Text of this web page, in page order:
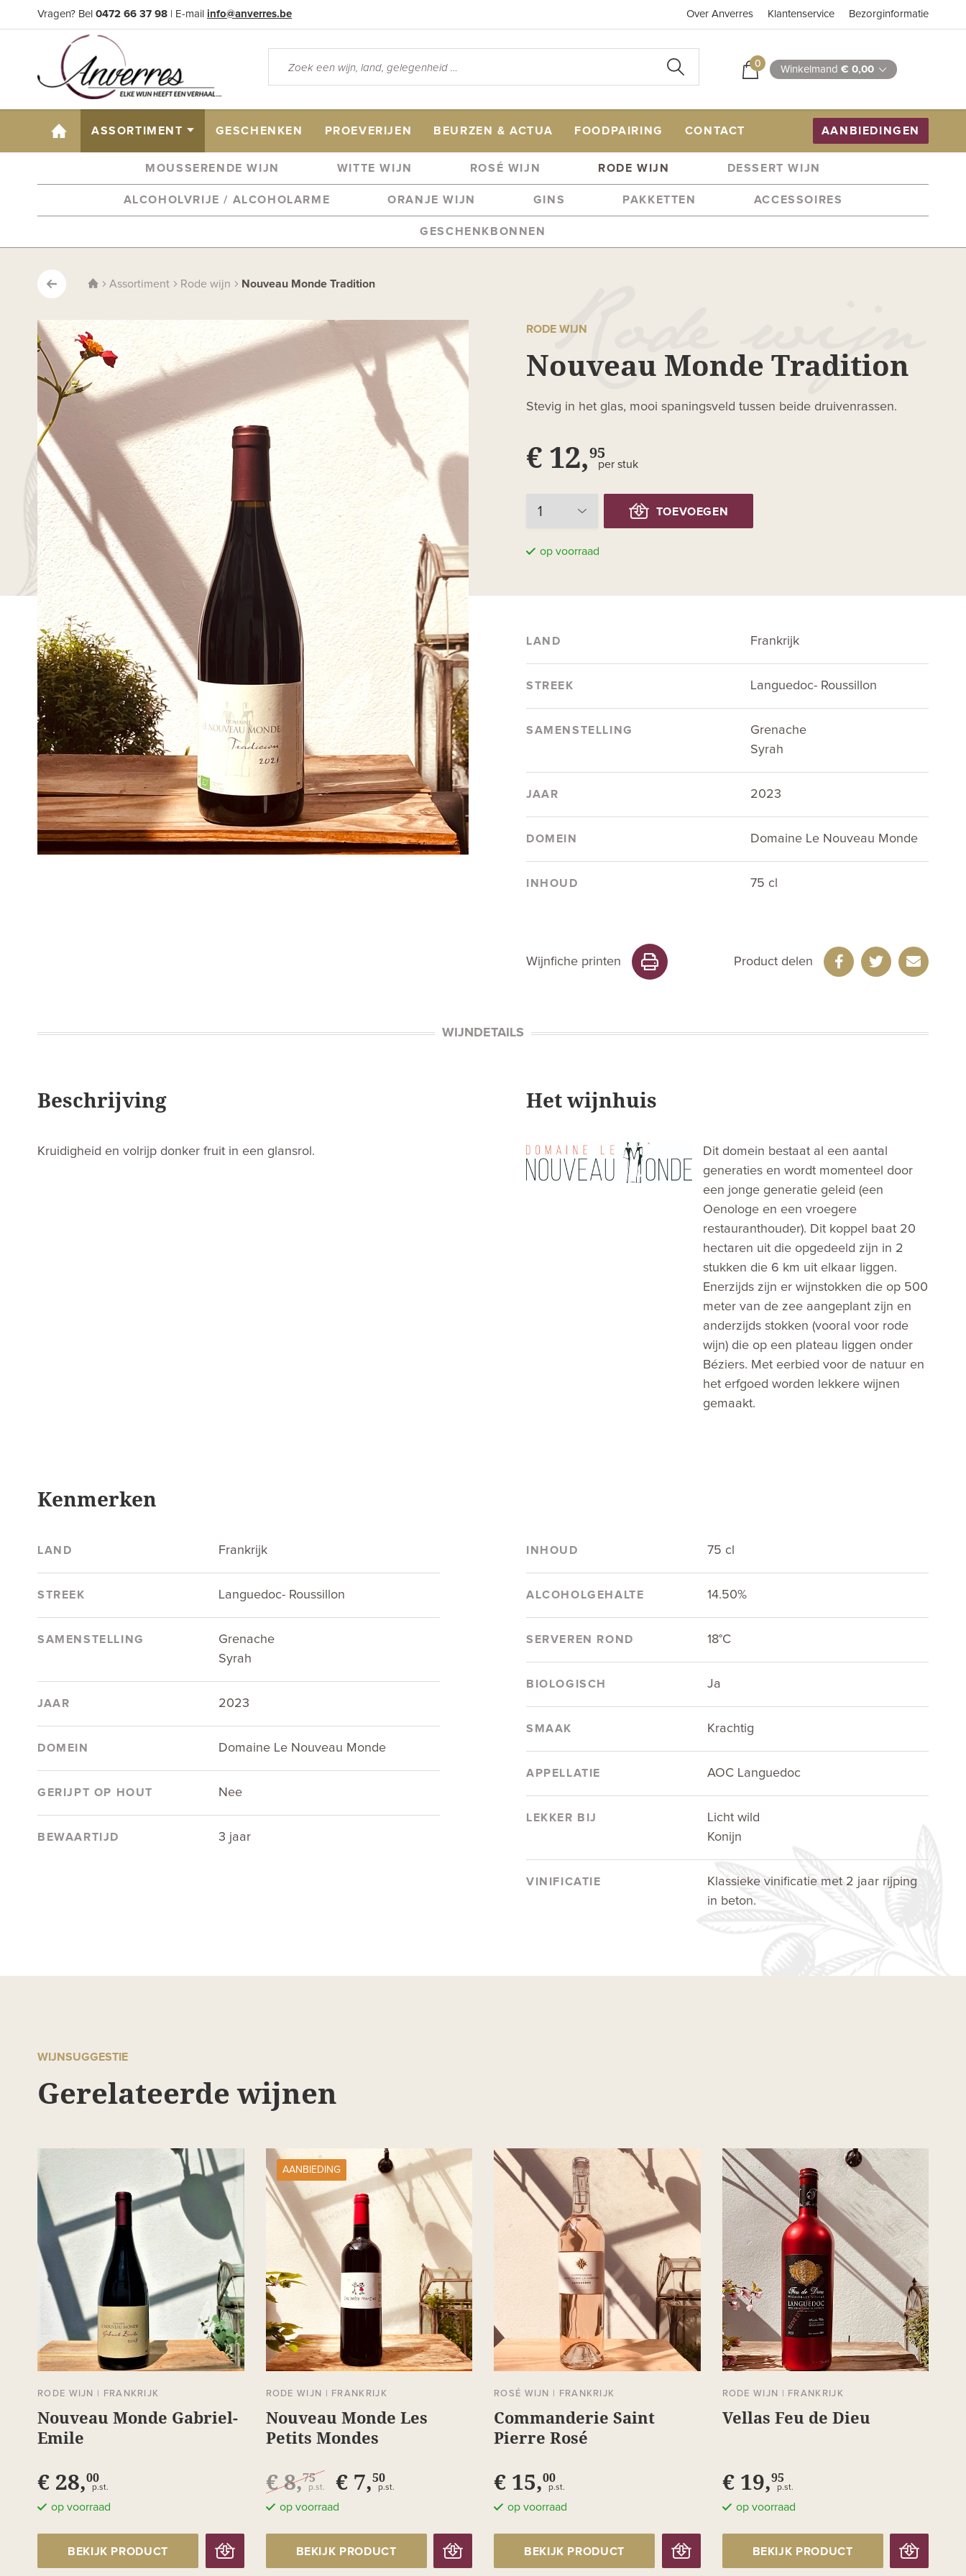
Vragen? Bel 0472 66 37 98 | E-mail info@anverres.be Over Anverres Klantenservice Bezorginformatie
0 Winkelmand € 0,00
HOME ASSORTIMENT GESCHENKEN PROEVERIJEN BEURZEN & ACTUA FOODPAIRING CONTACT AANBIEDINGEN
MOUSSERENDE WIJN WITTE WIJN ROSÉ WIJN RODE WIJN DESSERT WIJN
ALCOHOLVRIJE / ALCOHOLARME ORANJE WIJN GINS PAKKETTEN ACCESSOIRES
GESCHENKBONNEN
Assortiment Rode wijn Nouveau Monde Tradition
RODE WIJN
Nouveau Monde Tradition
Stevig in het glas, mooi spaningsveld tussen beide druivenrassen.
€ 12,95
per stuk
TOEVOEGEN
op voorraad
LAND Frankrijk
STREEK Languedoc- Roussillon
SAMENSTELLING
Grenache
Syrah
JAAR 2023
DOMEIN Domaine Le Nouveau Monde
INHOUD 75 cl
Wijnfiche printen Product delen
WIJNDETAILS
Beschrijving
Kruidigheid en volrijp donker fruit in een glansrol.
Het wijnhuis
Dit domein bestaat al een aantal
generaties en wordt momenteel door
een jonge generatie geleid (een
Oenologe en een vroegere
restauranthouder). Dit koppel baat 20
hectaren uit die opgedeeld zijn in 2
stukken die 6 km uit elkaar liggen.
Enerzijds zijn er wijnstokken die op 500
meter van de zee aangeplant zijn en
anderzijds stokken (vooral voor rode
wijn) die op een plateau liggen onder
Béziers. Met eerbied voor de natuur en
het erfgoed worden lekkere wijnen
gemaakt.
Kenmerken
LAND Frankrijk
STREEK Languedoc- Roussillon
SAMENSTELLING
Grenache
Syrah
JAAR 2023
DOMEIN Domaine Le Nouveau Monde
GERIJPT OP HOUT Nee
BEWAARTIJD 3 jaar
INHOUD 75 cl
ALCOHOLGEHALTE 14.50%
SERVEREN ROND 18°C
BIOLOGISCH Ja
SMAAK Krachtig
APPELLATIE AOC Languedoc
LEKKER BIJ
Licht wild
Konijn
VINIFICATIE
Klassieke vinificatie met 2 jaar rijping
in beton.
WIJNSUGGESTIE
Gerelateerde wijnen
RODE WIJN | FRANKRIJK
Nouveau Monde Gabriel-
Emile
€ 28,00
p.st.
op voorraad
BEKIJK PRODUCT
AANBIEDING
RODE WIJN | FRANKRIJK
Nouveau Monde Les
Petits Mondes
€ 8,75
p.st. € 7,50
p.st.
op voorraad
BEKIJK PRODUCT
ROSÉ WIJN | FRANKRIJK
Commanderie Saint
Pierre Rosé
€ 15,00
p.st.
op voorraad
BEKIJK PRODUCT
RODE WIJN | FRANKRIJK
Vellas Feu de Dieu
€ 19,95
p.st.
op voorraad
BEKIJK PRODUCT